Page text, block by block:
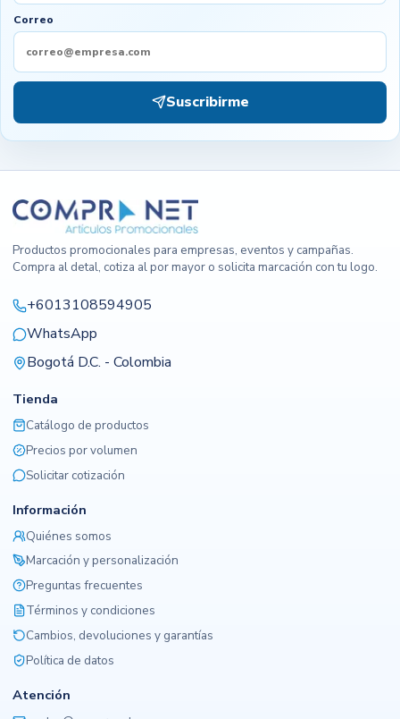
Correo
Suscribirme
Productos promocionales para empresas, eventos y campañas.
Compra al detal, cotiza al por mayor o solicita marcación con tu logo.
+6013108594905
WhatsApp
Bogotá D.C. - Colombia
Tienda
Catálogo de productos
Precios por volumen
Solicitar cotización
Información
Quiénes somos
Marcación y personalización
Preguntas frecuentes
Términos y condiciones
Cambios, devoluciones y garantías
Política de datos
Atención